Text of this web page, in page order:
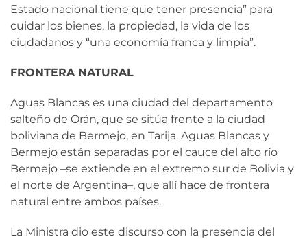
Estado nacional tiene que tener presencia” para
cuidar los bienes, la propiedad, la vida de los
ciudadanos y “una economía franca y limpia”.
FRONTERA NATURAL
Aguas Blancas es una ciudad del departamento
salteño de Orán, que se sitúa frente a la ciudad
boliviana de Bermejo, en Tarija. Aguas Blancas y
Bermejo están separadas por el cauce del alto río
Bermejo –se extiende en el extremo sur de Bolivia y
el norte de Argentina–, que allí hace de frontera
natural entre ambos países.
La Ministra dio este discurso con la presencia del